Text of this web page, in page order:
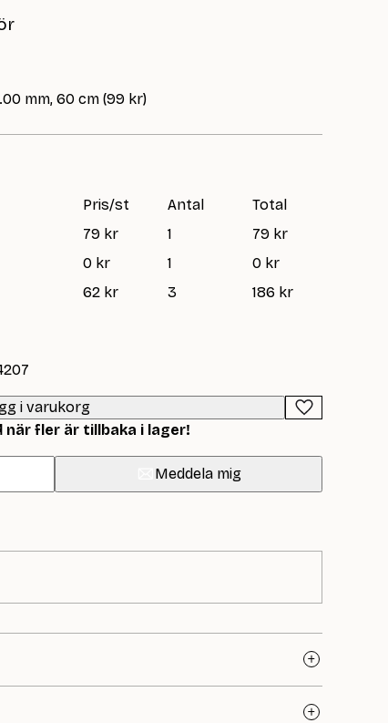
mm, 60 cm (99 kr)
Pris/st Antal
Total
79 kr 1
79 kr
0 kr 1
0 kr
62 kr 3 186 kr
i varukorg
när fler är tillbaka i lager!
Meddela mig